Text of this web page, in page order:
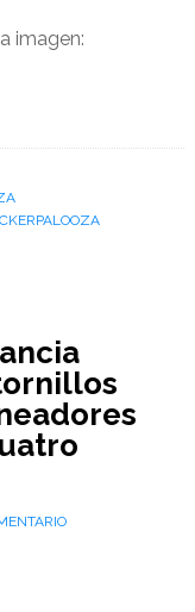
imagen: